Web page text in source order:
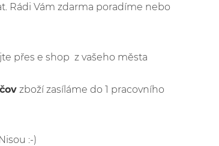
Rádi Vám zdarma poradíme nebo
přes e shop z vašeho města
zboží zasíláme do 1 pracovního
:-)